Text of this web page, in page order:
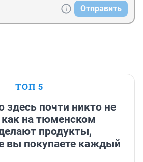
Отправить
ТОП 5
здесь почти никто не
как на тюменском
продукты,
вы покупаете каждый